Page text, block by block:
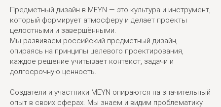
Предметный дизайн в MEYN — это культура и инструмент,
который формирует атмосферу и делает проекты
целостными и завершёнными.
Мы развиваем российский предметный дизайн,
опираясь на принципы целевого проектирования,
каждое решение учитывает контекст, задачи и
долгосрочную ценность.
Создатели и участники MEYN опираются на значительный
опыт в своих сферах. Мы знаем и видим проблематику